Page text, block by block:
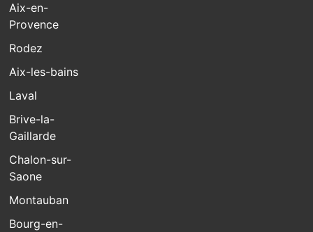
Aix-en-
Provence
Rodez
Aix-les-bains
Laval
Brive-la-
Gaillarde
Chalon-sur-
Saone
Montauban
Bourg-en-